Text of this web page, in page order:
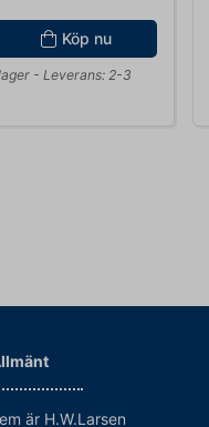
Köp nu
- Leverans: 2-3
är H.W.Larsen